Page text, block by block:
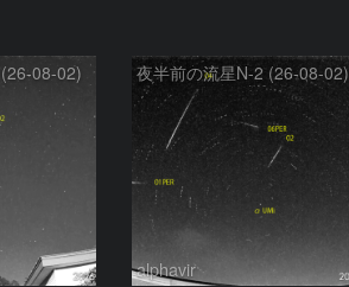
08-02) 夜半前の流星N-2 (26-08-02)
alphavir